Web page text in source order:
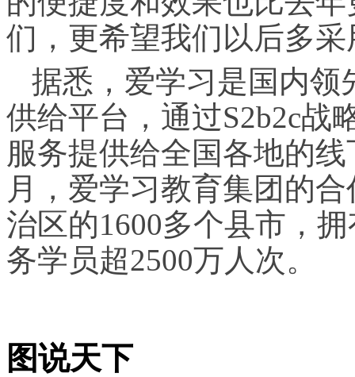
们，更希望我们以后多
据悉，爱学习是国内领
供给平台，通过S2b2c战
服务提供给全国各地的
月，爱学习教育集团的
治区的1600多个县市，
务学员超2500万人次。
图说天下